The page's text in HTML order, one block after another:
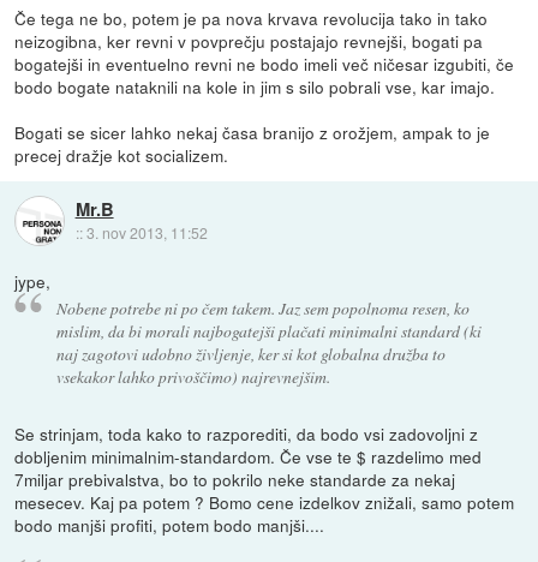
Če tega ne bo, potem je pa nova krvava revolucija tako in tako
neizogibna, ker revni v povprečju postajajo revnejši, bogati pa
bogatejši in eventuelno revni ne bodo imeli več ničesar izgubiti, če
bodo bogate nataknili na kole in jim s silo pobrali vse, kar imajo.
Bogati se sicer lahko nekaj časa branijo z orožjem, ampak to je
precej dražje kot socializem.
Mr.B
::3. nov 2013, 11:52
jype,
Nobene potrebe ni po čem takem. Jaz sem popolnoma resen, ko
mislim, da bi morali najbogatejši plačati minimalni standard (ki
naj zagotovi udobno življenje, ker si kot globalna družba to
vsekakor lahko privoščimo) najrevnejšim.
Se strinjam, toda kako to razporediti, da bodo vsi zadovoljni z
dobljenim minimalnim-standardom. Če vse te $ razdelimo med
7miljar prebivalstva, bo to pokrilo neke standarde za nekaj
mesecev. Kaj pa potem ? Bomo cene izdelkov znižali, samo potem
bodo manjši profiti, potem bodo manjši....